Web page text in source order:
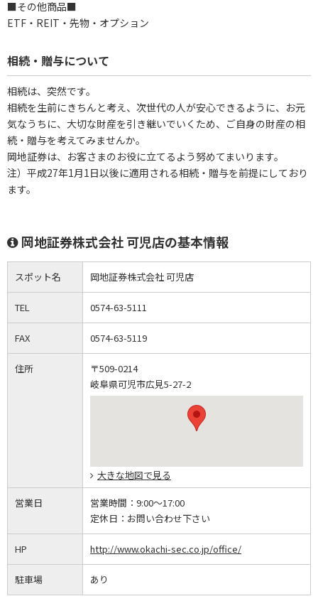
■その他商品■
ETF・REIT・先物・オプション
相続・贈与について
相続は、突然です。
相続を生前にきちんと考え、次世代の人が安心できるように、お元
気なうちに、大切な財産を引き継いでいくため、ご自身の財産の相
続・贈与を考えてみませんか。
岡地証券は、お客さまのお役に立てるよう努めてまいります。
注）平成27年1月1日以後に適用される相続・贈与を前提にしており
ます。
岡地証券株式会社 可児店の基本情報
スポット名 岡地証券株式会社 可児店
TEL 0574-63-5111
FAX 0574-63-5119
住所
〒509-0214
岐阜県可児市広見5-27-2
大きな地図で見る
営業日 営業時間： 9:00～17:00
定休日： お問い合わせ下さい
HP http://www.okachi-sec.co.jp/office/
駐車場 あり